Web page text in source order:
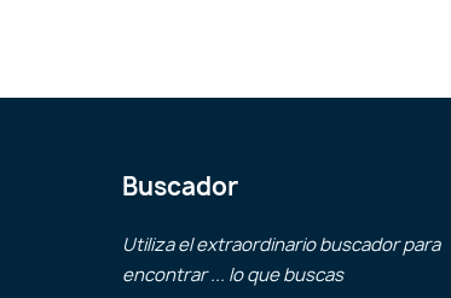
Buscador
Utiliza el extraordinario buscador para
encontrar ... lo que buscas